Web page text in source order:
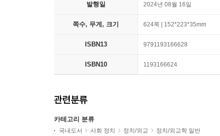
발행일 2024년 08월 16일
쪽수, 무게, 크기 624쪽 | 152*223*35mm
ISBN13 9791193166628
ISBN10 1193166624
관련분류
카테고리 분류
국내도서 사회 정치 정치/외교
정치/외교학 일반